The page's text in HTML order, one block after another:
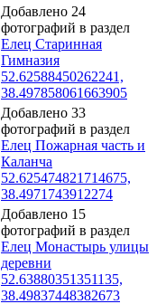
Добавлено 24
фотографий в раздел
Елец Старинная
Гимназия
52.62588450262241,
38.497858061663905
Добавлено 33
фотографий в раздел
Елец Пожарная часть и
Каланча
52.625474821714675,
38.4971743912274
Добавлено 15
фотографий в раздел
Елец Монастырь улицы
деревни
52.63880351351135,
38.49837448382673